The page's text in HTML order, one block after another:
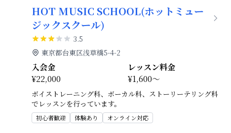
HOT MUSIC SCHOOL(ホットミュー
ジックスクール)
3.5
東京都台東区浅草橋5-4-2
入会金
¥22,000
レッスン料金
¥1,600～
ボイストレーニング科、ボーカル科、ストーリーテリング科
でレッスンを行っています。
初心者歓迎 体験あり オンライン対応